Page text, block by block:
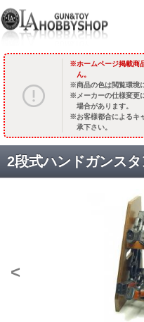
ホームページ掲載商
ん。
商品の色は閲覧環境
メーカーの仕様変更
場合があります。
お客様都合によるキ
承下さい。
<